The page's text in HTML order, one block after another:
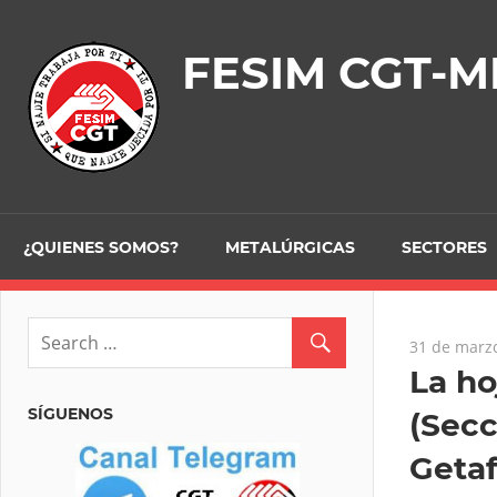
content
FESIM CGT-
¿QUIENES SOMOS? METALÚRGICAS SECTORES
31 de
La
SÍGUENOS